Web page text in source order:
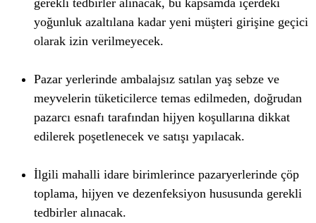
yoğunluk azaltılana kadar yeni müşteri girişine geçici
olarak izin verilmeyecek.
Pazar yerlerinde ambalajsız satılan yaş sebze ve
meyvelerin tüketicilerce temas edilmeden, doğrudan
pazarcı esnafı tarafından hijyen koşullarına dikkat
edilerek poşetlenecek ve satışı yapılacak.
İlgili mahalli idare birimlerince pazaryerlerinde çöp
toplama, hijyen ve dezenfeksiyon hususunda gerekli
tedbirler alınacak.